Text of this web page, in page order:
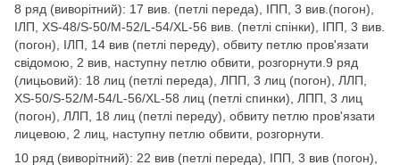
8 ряд (виворітний): 17 вив. (петлі переда), ІПП, 3 вив.(погон),
ІЛП, XS-48/S-50/M-52/L-54/XL-56 вив. (петлі спінки), ІПП, 3 вив.
(погон), ІЛП, 14 вив (петлі переду), обвиту петлю пров'язати
свідомою, 2 вив, наступну петлю обвити, розгорнути.9 ряд
(лицьовий): 18 лиц (петлі переда), ЛПП, 3 лиц (погон), ЛЛП,
XS-50/S-52/M-54/L-56/XL-58 лиц (петлі спинки), ЛПП, 3 лиц
(погон), ЛЛП, 18 лиц (петлі переду), обвиту петлю пров'язати
лицевою, 2 лиц, наступну петлю обвити, розгорнути.
10 ряд (виворітний): 22 вив (петлі переда), ІПП, 3 вив (погон),